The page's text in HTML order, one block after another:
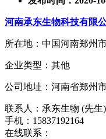
河南承东生物科技有限
所在地：中国河南郑州
企业类型：其他
公司地址：河南省郑州
联系人：承东生物 (先生)
手机：15837192164
在线联系：